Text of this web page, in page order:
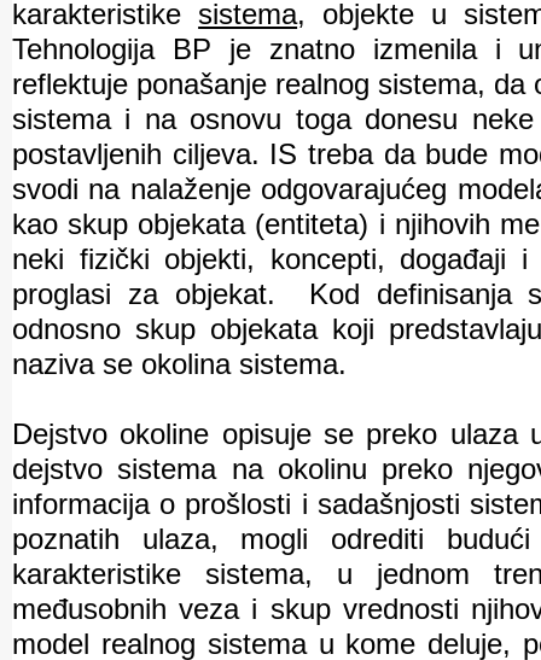
karakteristike sistema, objekte u
Tehnologija BP je znatno izmenila i
reflektuje ponašanje realnog sistema,
sistema i na osnovu toga donesu
postavljenih ciljeva. IS treba da bude
svodi na nalaženje odgovarajućeg
kao skup objekata (entiteta) i njihovih
neki fizički objekti, koncepti, događaji
proglasi za objekat.
Kod definisanja
odnosno skup objekata koji
naziva se okolina sistema.
Dejstvo okoline opisuje se preko ulaza
dejstvo sistema na okolinu preko
informacija o prošlosti i sadašnjosti
poznatih ulaza, mogli odrediti
karakteristike sistema, u jednom
međusobnih veza i skup vrednosti
model realnog sistema u kome deluje,